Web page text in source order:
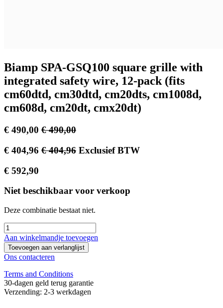
Biamp SPA-GSQ100 square grille with
integrated safety wire, 12-pack (fits
cm60dtd, cm30dtd, cm20dts, cm1008d,
cm608d, cm20dt, cmx20dt)
€ 490,00 €490,00
€ 404,96 €404,96 Exclusief BTW
€ 592,90
Niet beschikbaar voor verkoop
Deze combinatie bestaat niet.
Aan winkelmandje toevoegen
Toevoegen aan verlanglijst
Ons contacteren
Terms and Conditions
30-dagen geld terug garantie
Verzending: 2-3 werkdagen